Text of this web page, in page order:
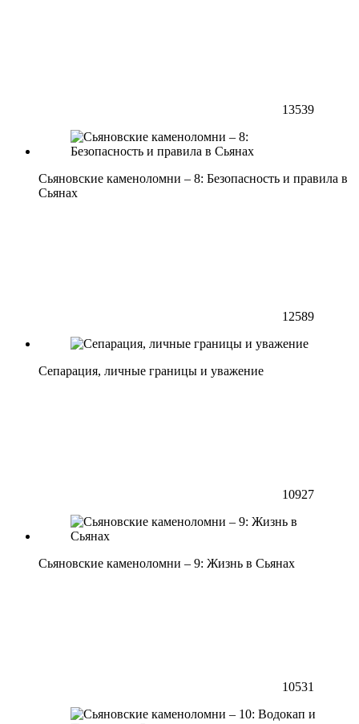
13539
Сьяновские каменоломни – 8: Безопасность и правила в
Сьянах
12589
Сепарация, личные границы и уважение
10927
Сьяновские каменоломни – 9: Жизнь в Сьянах
10531